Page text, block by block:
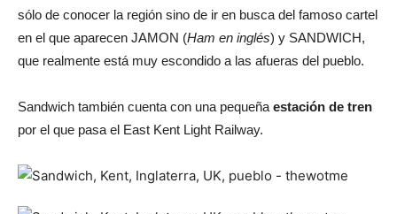
sólo de conocer la región sino de ir en busca del famoso cartel
en el que aparecen JAMON (Ham en inglés) y SANDWICH,
que realmente está muy escondido a las afueras del pueblo.
Sandwich también cuenta con una pequeña estación de tren
por el que pasa el East Kent Light Railway.